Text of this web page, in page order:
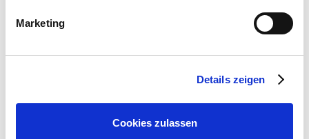
Marketing
Details zeigen
Cookies zulassen
E-Mail: info@as-garten.de
garten.de
Zubehör Produkte